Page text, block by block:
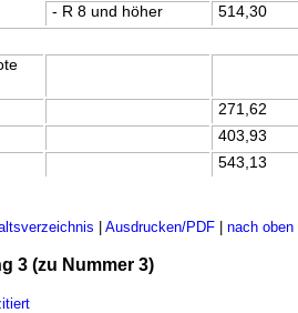
- R 8 und höher
514,30
271,62
403,93
543,13
| Ausdrucken/PDF| nach oben
3 (zu Nummer 3)